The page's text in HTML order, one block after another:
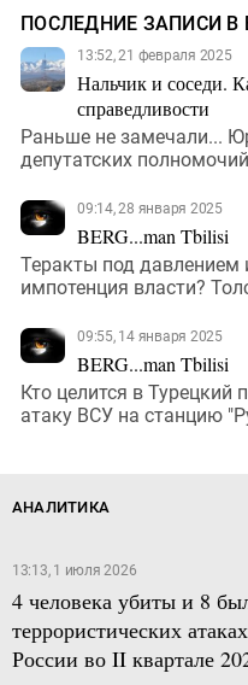
ПОСЛЕДНИЕ ЗАПИСИ В
13:52, 21 февраля 2025
Нальчик и соседи.
справедливости
Раньше не замечали...
депутатских полномочий
09:14, 28 января 2025
BERG...man Tbilisi
Теракты под давлением
импотенция власти?
09:55, 14 января 2025
BERG...man Tbilisi
Кто целится в Турецкий
атаку ВСУ на станцию
АНАЛИТИКА
13:13, 1 июля 2026
4 человека убиты и 8
террористических
России во II квартале